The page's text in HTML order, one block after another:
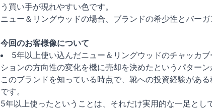
う買い手が現れやすい色です。
ニュー＆リングウッドの場合、ブランドの希少性とバー
今回のお客様像について
5年以上使い込んだニュー＆リングウッドのチャッカ
ションの方向性の変化を機に売却を決めたというパターン
このブランドを知っている時点で、靴への投資経験があ
です。
5年以上使ったということは、それだけ実用的な一足と